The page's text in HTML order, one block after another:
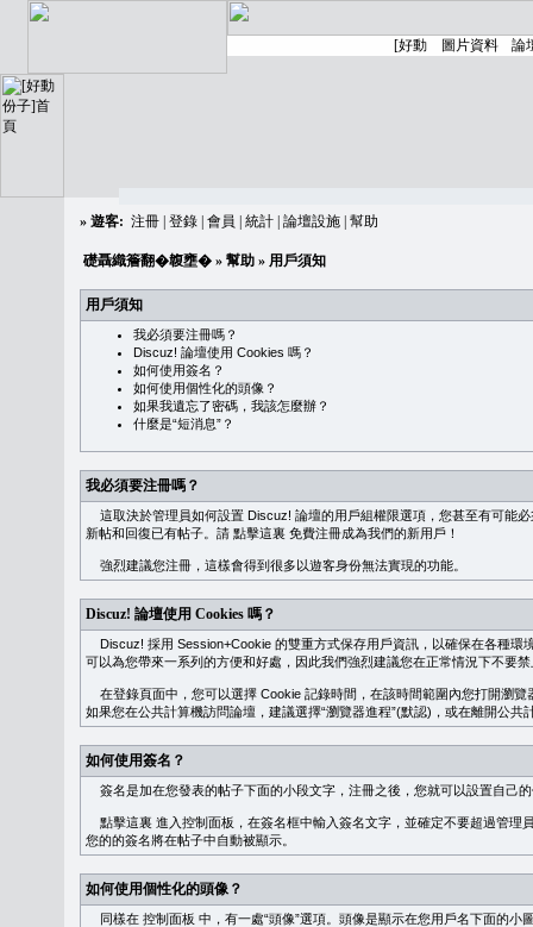
» 遊客: 注冊 登錄 會員 統計 論壇設施 幫助
礎聶織簷翻�䪖壅� » 幫助 » 用戶須知
用戶須知
我必須要注冊嗎？
Discuz! 論壇使用 Cookies 嗎？
如何使用簽名？
如何使用個性化的頭像？
如果我遺忘了密碼，我該怎麼辦？
什麼是“短消息”？
我必須要注冊嗎？
這取決於管理員如何設置 Discuz! 論壇的用戶組權限選項，您甚至有可能
新帖和回復已有帖子。請 點擊這裏 免費注冊成為我們的新用戶！
強烈建議您注冊，這樣會得到很多以遊客身份無法實現的功能。
Discuz! 論壇使用 Cookies 嗎？
Discuz! 採用 Session+Cookie 的雙重方式保存用戶資訊，以確保在各種環
可以為您帶來一系列的方便和好處，因此我們強烈建議您在正常情況下不要
在登錄頁面中，您可以選擇 Cookie 記錄時間，在該時間範圍內您打開瀏
如果您在公共計算機訪問論壇，建議選擇“瀏覽器進程”(默認)，或在離開公共
如何使用簽名？
簽名是加在您發表的帖子下面的小段文字，注冊之後，您就可以設置自己
點擊這裏 進入控制面板，在簽名框中輸入簽名文字，並確定不要超過管
您的的簽名將在帖子中自動被顯示。
如何使用個性化的頭像？
同樣在 控制面板 中，有一處“頭像”選項。頭像是顯示在您用戶名下面的